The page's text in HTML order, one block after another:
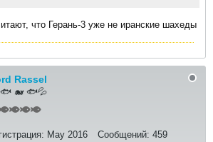
что Герань-3 уже не иранские шахеды
Rassel
🐋 🐟💦
May 2016 Сообщений: 459